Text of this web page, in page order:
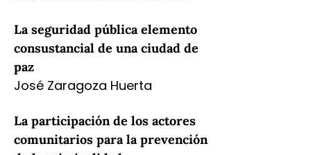
La seguridad pública elemento
consustancial de una ciudad de
paz
José Zaragoza Huerta
La participación de los actores
comunitarios para la prevención